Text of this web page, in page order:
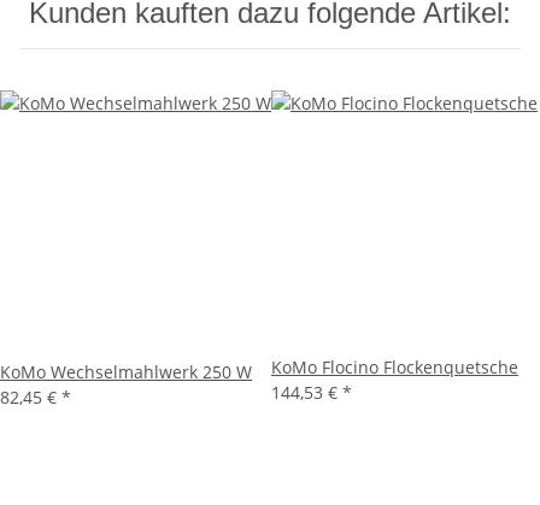
Kunden kauften dazu folgende Artikel:
KoMo Wechselmahlwerk 250 W
82,45 € *
KoMo Flocino Flockenquetsche
144,53 € *